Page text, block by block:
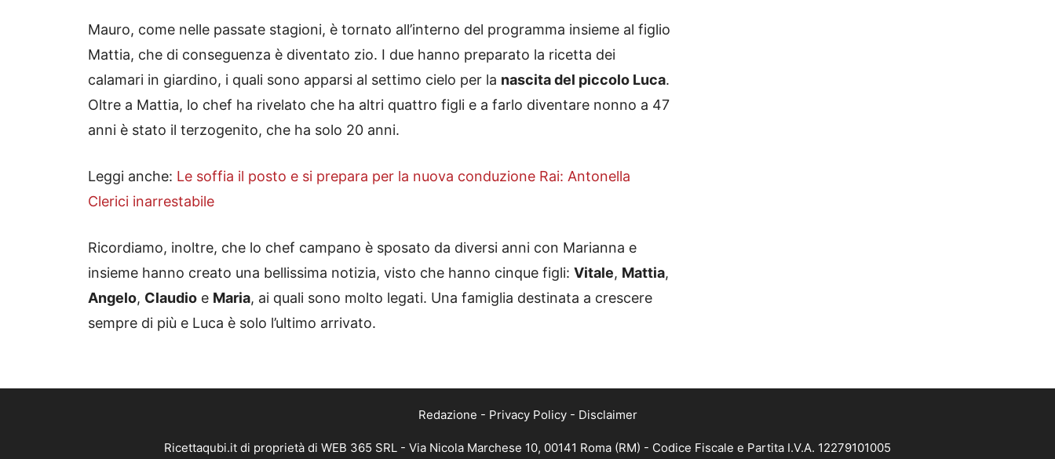
Mauro, come nelle passate stagioni, è tornato all’interno del programma insieme al figlio
Mattia, che di conseguenza è diventato zio. I due hanno preparato la ricetta dei
calamari in giardino, i quali sono apparsi al settimo cielo per la nascita del piccolo Luca.
Oltre a Mattia, lo chef ha rivelato che ha altri quattro figli e a farlo diventare nonno a 47
anni è stato il terzogenito, che ha solo 20 anni.
Leggi anche: Le soffia il posto e si prepara per la nuova conduzione Rai: Antonella
Clerici inarrestabile
Ricordiamo, inoltre, che lo chef campano è sposato da diversi anni con Marianna e
insieme hanno creato una bellissima notizia, visto che hanno cinque figli: Vitale, Mattia,
Angelo, Claudio e Maria, ai quali sono molto legati. Una famiglia destinata a crescere
sempre di più e Luca è solo l’ultimo arrivato.
Redazione - Privacy Policy- Disclaimer
Ricettaqubi.it di proprietà di WEB 365 SRL - Via Nicola Marchese 10, 00141 Roma (RM) - Codice Fiscale e Partita I.V.A. 12279101005